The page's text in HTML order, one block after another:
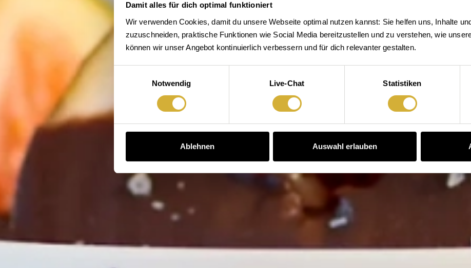
Damit alles für dich optimal funktioniert
Wir verwenden Cookies, damit du unsere Webseite optimal nutzen kannst: Sie helfen uns, Inhalte
zuzuschneiden, praktische Funktionen wie Social Media bereitzustellen und zu verstehen, wie
können wir unser Angebot kontinuierlich verbessern und für dich relevanter gestalten.
Notwendig
Live-Chat Statistiken
Ablehnen Auswahl erlauben
Bitte zugreifen